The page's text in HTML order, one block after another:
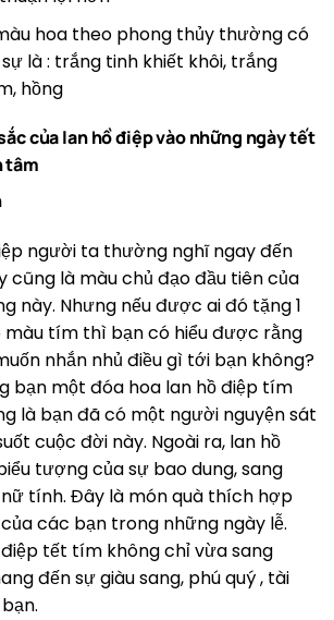
hoa theo phong thủy thường có
là : trắng tinh khiết khôi, trắng
hồng
của lan hồ điệp vào những ngày tết
tâm
người ta thường nghĩ ngay đến
cũng là màu chủ đạo đầu tiên của
này. Nhưng nếu được ai đó tặng 1
màu tím thì bạn có hiểu được rằng
nhắn nhủ điều gì tới bạn không?
bạn một đóa hoa lan hồ điệp tím
là bạn đã có một người nguyện sát
cuộc đời này. Ngoài ra, lan hồ
tượng của sự bao dung, sang
tính. Đây là món quà thích hợp
các bạn trong những ngày lễ.
tết tím không chỉ vừa sang
đến sự giàu sang, phú quý , tài